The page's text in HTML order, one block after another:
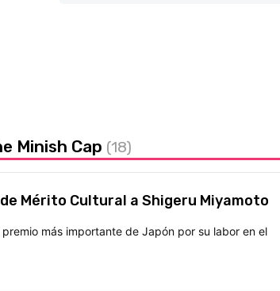
Minish Cap (18)
Mérito Cultural a Shigeru Miyamoto
más importante de Japón por su labor en el